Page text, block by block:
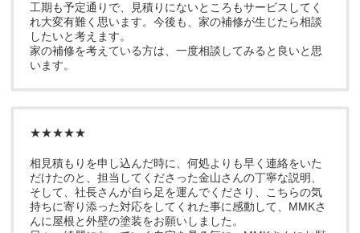
工期も予定通りで、見積りにないところもサービスしてく
れ大変有難く思います。今後も、家の補修が生じたら相談
したいと考えます。
家の補修を考えている方は、一度相談してみると良いと思
います。
★★★★★
相見積もりを申し込んだ時に、何処よりも早く連絡をいた
だけたのと、担当してくださった金山さんの丁寧な説明、
そして、社長さんが自ら足を運んでくださり、こちらの気
持ちに寄り添った対応をしてくれた事に感動して、MMKさ
んに屋根と外壁の塗装をお願いしました。